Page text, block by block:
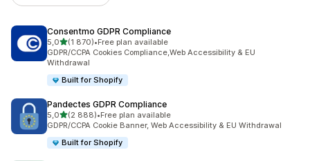
Consentmo GDPR Compliance
5,0/ 5 tähteä
(1 870)
1870 arvostelua yhteensä
•Free plan available
GDPR/CCPA Cookies Compliance,Web Accessibility & EU
Withdrawal
Built for Shopify
Pandectes GDPR Compliance
5,0/ 5 tähteä
(2 888)
2888 arvostelua yhteensä
•Free plan available
GDPR/CCPA Cookie Banner, Web Accessibility & EU Withdrawal
Built for Shopify